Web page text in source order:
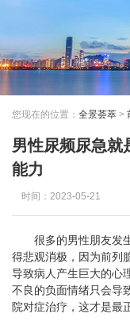
您现在的位置： 全景荟萃 >
男性尿频尿急就
能力
时间：2023-05-21
很多的男性朋友发
得悲观消极，因为前列
导致病人产生巨大的心
不良的负面情绪只会导
院对症治疗，这才是最